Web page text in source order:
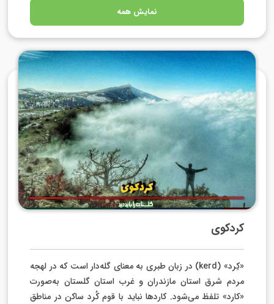
نمایش همه
کردکوی
«کِرد» (kerd) در زبان طبری به معنای گله‌دار است که در لهجه
مردم شرق استان مازندران و غرب استان گلستان به‌صورت
«کارد» تلفظ می‌شود. کاردها نباید با قوم کُرد ساکن در مناطق